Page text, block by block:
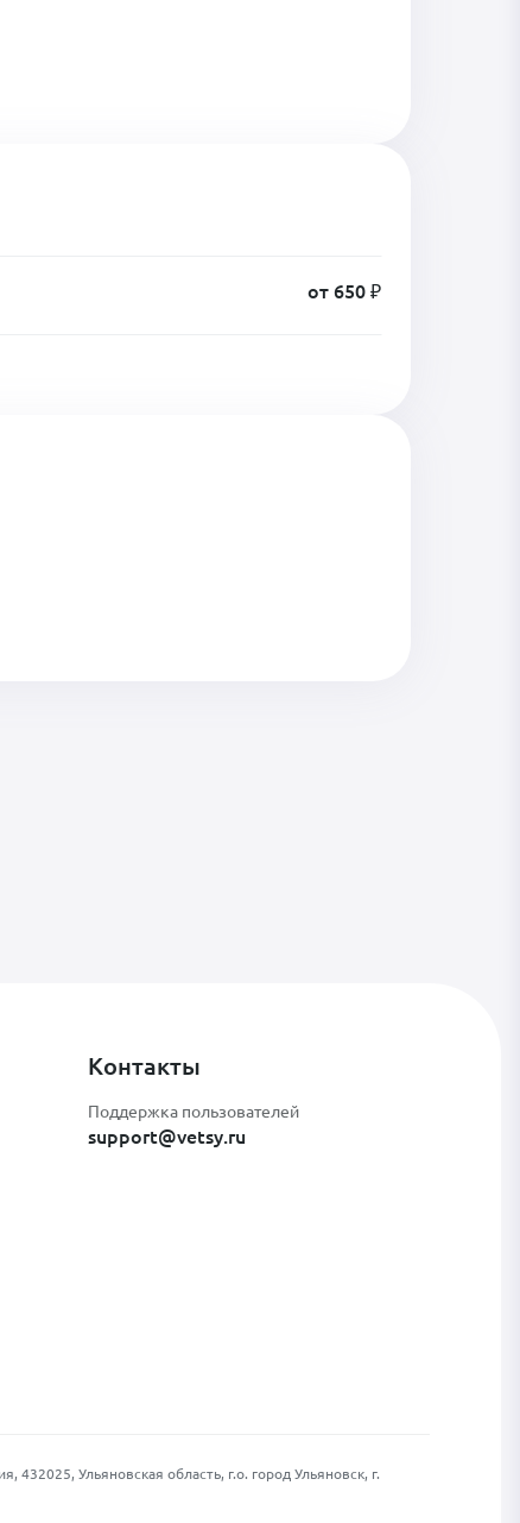
от 650 ₽
Контакты
Поддержка пользователей
support@vetsy.ru
Ульяновская область, г.о. город Ульяновск, г.